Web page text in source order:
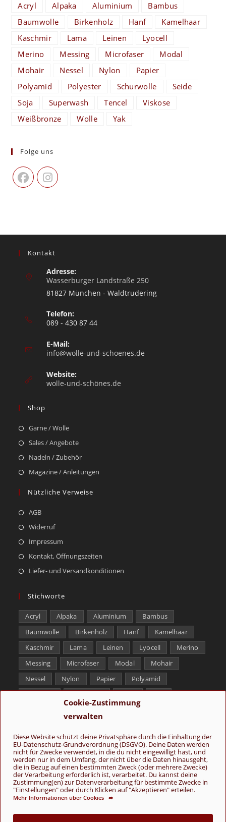
Cookie-Zustimmung
verwalten
Diese Website schützt deine Privatsphäre durch die Einhaltung der
EU-Datenschutz-Grundverordnung (DSGVO). Deine Daten werden
nicht für Zwecke verwendet, in die du nicht eingewilligt hast, und
werden nur in dem Umfang, der nicht über die Daten hinausgeht,
die in Bezug auf einen bestimmten Zweck (oder mehrere Zwecke)
der Verarbeitung erforderlich ist, verarbeitet. Du kannst deine
Zustimmung(en) zur Datenverarbeitung für bestimmte Zwecke in
"Einstellungen" oder durch Klicken auf "Akzeptieren" erteilen.
Mehr Informationen über Cookies ➦
Acryl Alpaka Aluminium
Bambus
Baumwolle
Birkenholz Hanf
Kamelhaar
Kaschmir
Lama Leinen
Lyocell
Merino
Messing Microfaser
Modal
Mohair
Nessel Nylon
Papier
Polyamid
Polyester Schurwolle
Seide
Soja
Superwash Tencel
Viskose
Weißbronze
Wolle Yak
Folge uns
Kontakt
Adresse:
Wasserburger Landstraße 250
81827 München - Waldtrudering
Telefon:
089 - 430 87 44
E-Mail:
info@wolle-und-schoenes.de
Website:
wolle-und-schönes.de
Shop
Garne / Wolle
Sales / Angebote
Nadeln / Zubehör
Magazine / Anleitungen
Nützliche Verweise
AGB
Widerruf
Impressum
Kontakt, Öffnungszeiten
Liefer- und Versandkonditionen
Stichworte
Acryl Alpaka Aluminium
Bambus
Baumwolle
Birkenholz Hanf
Kamelhaar
Kaschmir
Lama Leinen Lyocell
Merino
Messing
Microfaser Modal
Mohair
Nessel
Nylon Papier
Polyamid
Folge uns